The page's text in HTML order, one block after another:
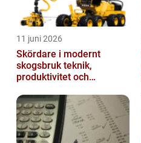
11 juni 2026
Skördare i modernt
skogsbruk teknik,
produktivitet och